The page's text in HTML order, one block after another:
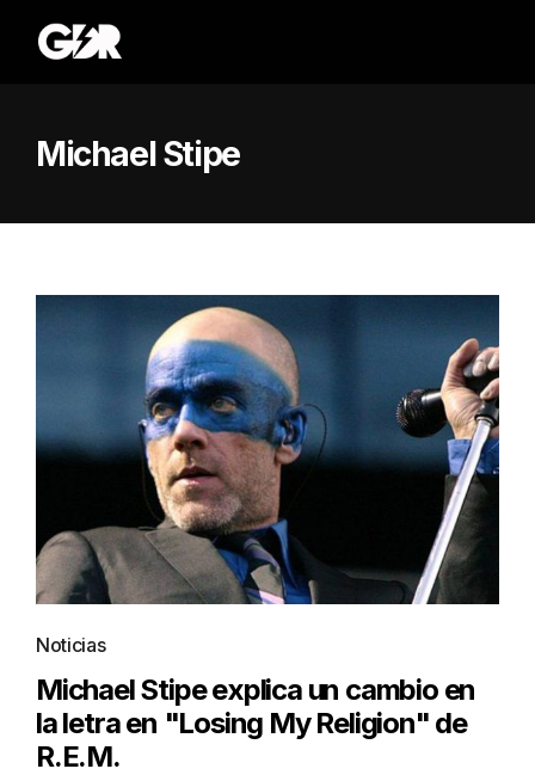
Michael Stipe
Noticias
Michael Stipe explica un cambio en
la letra en "Losing My Religion" de
R.E.M.